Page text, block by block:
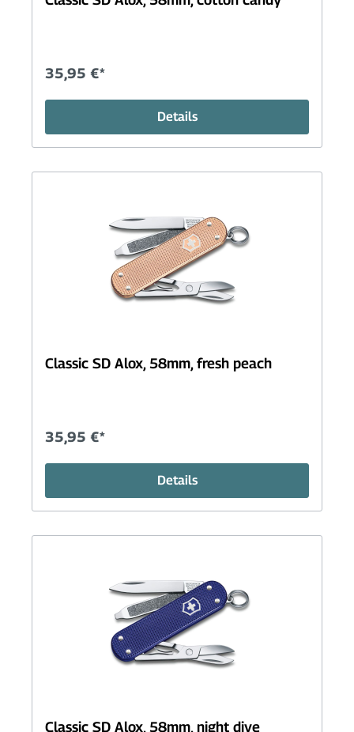
35,95 €*
Details
Classic SD Alox, 58mm, fresh peach
35,95 €*
Details
Classic SD Alox, 58mm, night dive